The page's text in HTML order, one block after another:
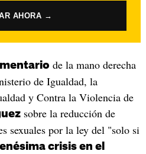
AHORA →
de la mano derecha
de Igualdad, la
y Contra la Violencia de
sobre la reducción de
sexuales por la ley del "solo si
crisis en el